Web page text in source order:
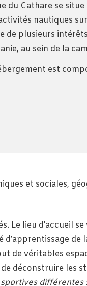
du Cathare se
nautiques
de plusieurs
au sein de la
est
et sociales,
Le lieu d’accueil
de
de véritables
déconstruire les
différentes :